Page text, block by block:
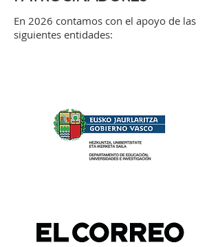
En 2026 contamos con el apoyo de las
siguientes entidades: